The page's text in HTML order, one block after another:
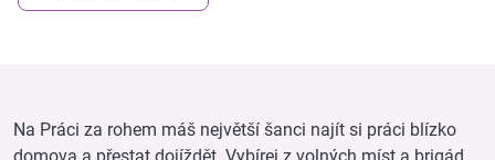
Na Práci za rohem máš největší šanci najít si práci blízko
domova a přestat dojíždět. Vybírej z volných míst a brigád